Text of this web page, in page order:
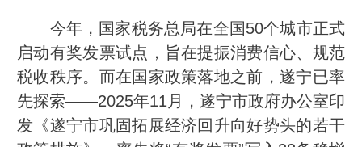
今年，国家税务总局在全国50个城市正式
启动有奖发票试点，旨在提振消费信心、规范
税收秩序。而在国家政策落地之前，遂宁已率
先探索——2025年11月，遂宁市政府办公室印
发《遂宁市巩固拓展经济回升向好势头的若干